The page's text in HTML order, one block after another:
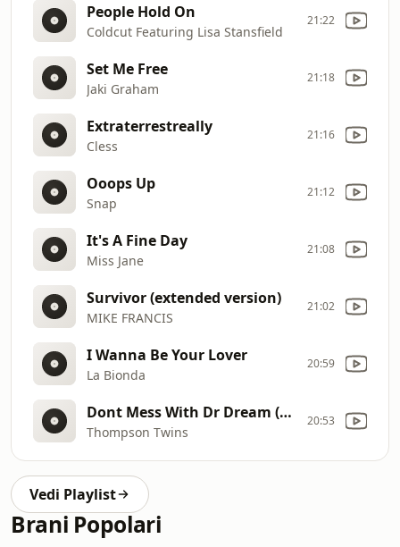
People Hold On
Coldcut Featuring Lisa Stansfield
21:22
Set Me Free
Jaki Graham
21:18
Extraterrestreally
Cless
21:16
Ooops Up
Snap
21:12
It's A Fine Day
Miss Jane
21:08
Survivor (extended version)
MIKE FRANCIS
21:02
I Wanna Be Your Lover
La Bionda
20:59
Dont Mess With Dr Dream (Maxi)
Thompson Twins
20:53
Vedi Playlist
Brani Popolari